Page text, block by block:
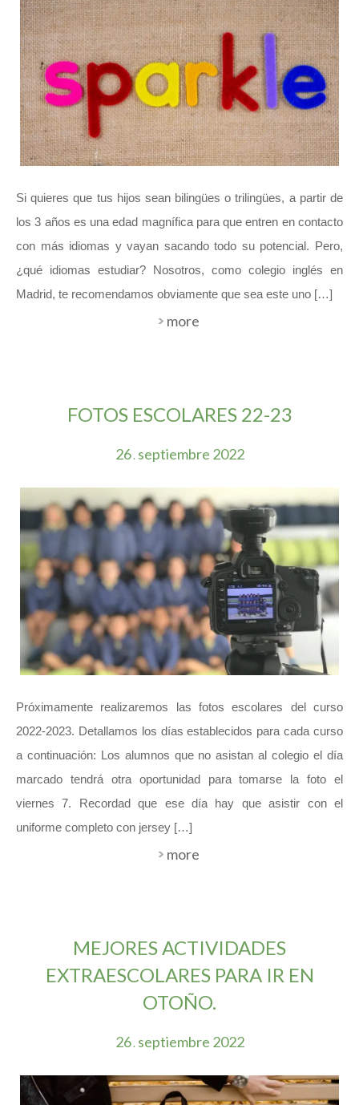
Si quieres que tus hijos sean bilingües o trilingües, a partir de
los 3 años es una edad magnífica para que entren en contacto
con más idiomas y vayan sacando todo su potencial. Pero,
¿qué idiomas estudiar? Nosotros, como colegio inglés en
Madrid, te recomendamos obviamente que sea este uno […]
more
FOTOS ESCOLARES 22-23
26. septiembre 2022
Próximamente realizaremos las fotos escolares del curso
2022-2023. Detallamos los días establecidos para cada curso
a continuación: Los alumnos que no asistan al colegio el día
marcado tendrá otra oportunidad para tomarse la foto el
viernes 7. Recordad que ese día hay que asistir con el
uniforme completo con jersey […]
more
MEJORES ACTIVIDADES
EXTRAESCOLARES PARA IR EN
OTOÑO.
26. septiembre 2022